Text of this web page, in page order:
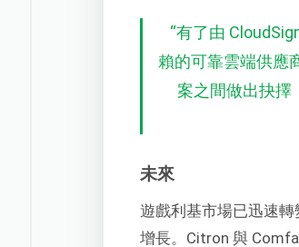
“有了由
賴的可靠雲端供應
案之間做出抉擇
未來
遊戲利基市場已迅速
增長。Citron 與